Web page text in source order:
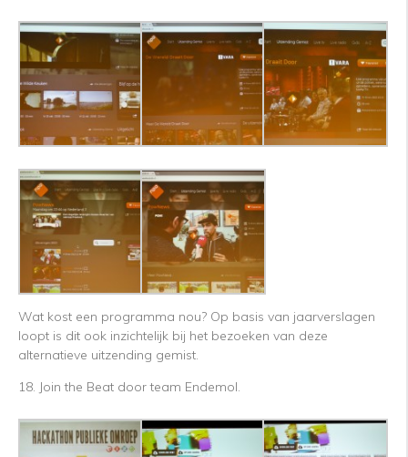
Wat kost een programma nou? Op basis van jaarverslagen
loopt is dit ook inzichtelijk bij het bezoeken van deze
alternatieve uitzending gemist.
18. Join the Beat door team Endemol.